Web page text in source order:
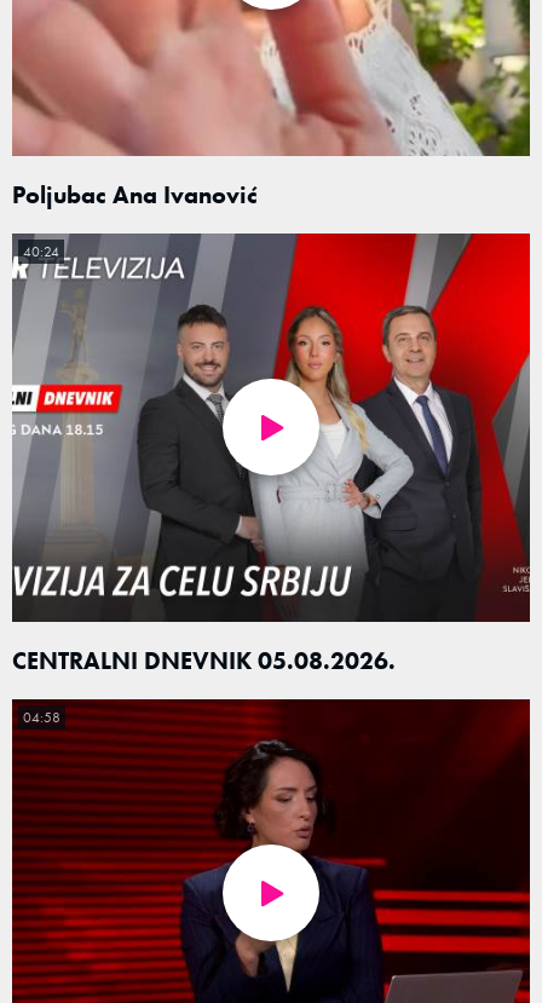
Poljubac Ana Ivanović
CENTRALNI DNEVNIK 05.08.2026.
40:24
04:58